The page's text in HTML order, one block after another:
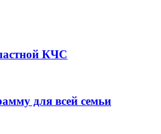
КЧС
для всей семьи